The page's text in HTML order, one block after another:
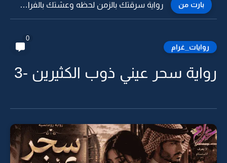
بارت من رواية سرقتك بالزمن لحظه وعشتك بالفراق اوقات -10
روايات_غرام
0
رواية سحر عيني ذوب الكثيرين -3